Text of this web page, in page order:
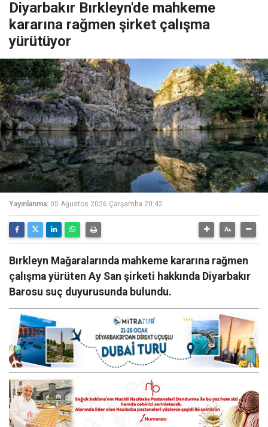
Diyarbakır Bırkleyn'de mahkeme
kararına rağmen şirket çalışma
yürütüyor
Yayınlanma: 05 Ağustos 2026 Çarşamba 20:42
Bırkleyn Mağaralarında mahkeme kararına rağmen
çalışma yürüten Ay San şirketi hakkında Diyarbakır
Barosu suç duyurusunda bulundu.